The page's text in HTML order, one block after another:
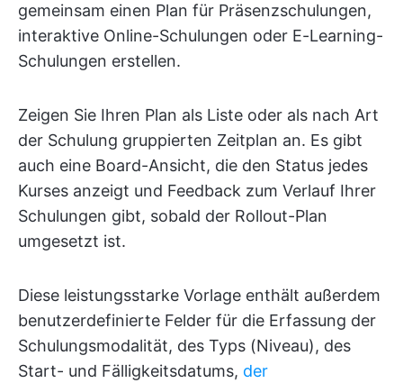
gemeinsam einen Plan für Präsenzschulungen,
interaktive Online-Schulungen oder E-Learning-
Schulungen erstellen.
Zeigen Sie Ihren Plan als Liste oder als nach Art
der Schulung gruppierten Zeitplan an. Es gibt
auch eine Board-Ansicht, die den Status jedes
Kurses anzeigt und Feedback zum Verlauf Ihrer
Schulungen gibt, sobald der Rollout-Plan
umgesetzt ist.
Diese leistungsstarke Vorlage enthält außerdem
benutzerdefinierte Felder für die Erfassung der
Schulungsmodalität, des Typs (Niveau), des
Start- und Fälligkeitsdatums, der